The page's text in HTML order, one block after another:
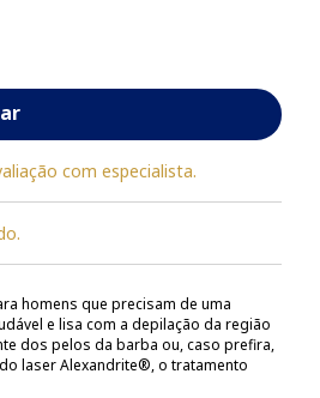
com especialista.
homens que precisam de uma
e lisa com a depilação da região
dos pelos da barba ou, caso prefira,
laser Alexandrite®, o tratamento